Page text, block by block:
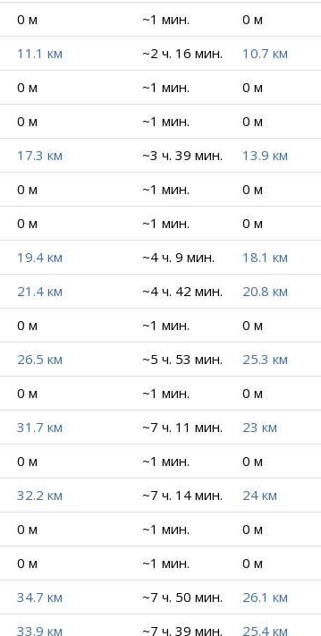
0 м ~1 мин. 0 м
11.1 км ~2 ч. 16 мин. 10.7 км
0 м ~1 мин. 0 м
0 м ~1 мин. 0 м
17.3 км ~3 ч. 39 мин. 13.9 км
0 м ~1 мин. 0 м
0 м ~1 мин. 0 м
19.4 км ~4 ч. 9 мин. 18.1 км
21.4 км ~4 ч. 42 мин. 20.8 км
0 м ~1 мин. 0 м
26.5 км ~5 ч. 53 мин. 25.3 км
0 м ~1 мин. 0 м
31.7 км ~7 ч. 11 мин. 23 км
0 м ~1 мин. 0 м
32.2 км ~7 ч. 14 мин. 24 км
0 м ~1 мин. 0 м
0 м ~1 мин. 0 м
34.7 км ~7 ч. 50 мин. 26.1 км
33.9 км ~7 ч. 39 мин. 25.4 км